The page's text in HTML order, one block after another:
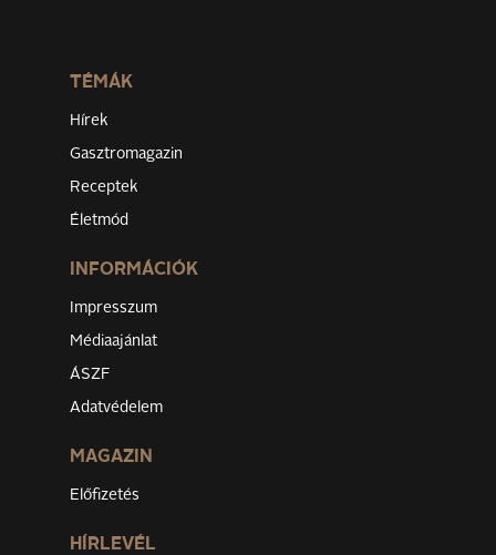
TÉMÁK
Hírek
Gasztromagazin
Receptek
Életmód
INFORMÁCIÓK
Impresszum
Médiaajánlat
ÁSZF
Adatvédelem
MAGAZIN
Előfizetés
HÍRLEVÉL